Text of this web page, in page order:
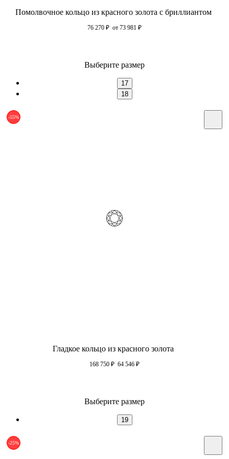
Помолвочное кольцо из красного золота с бриллиантом
76 270 ₽ от 73 981 ₽
Выберите размер
17
18
-55%
Гладкое кольцо из красного золота
168 750 ₽ 64 546 ₽
Выберите размер
19
-25%